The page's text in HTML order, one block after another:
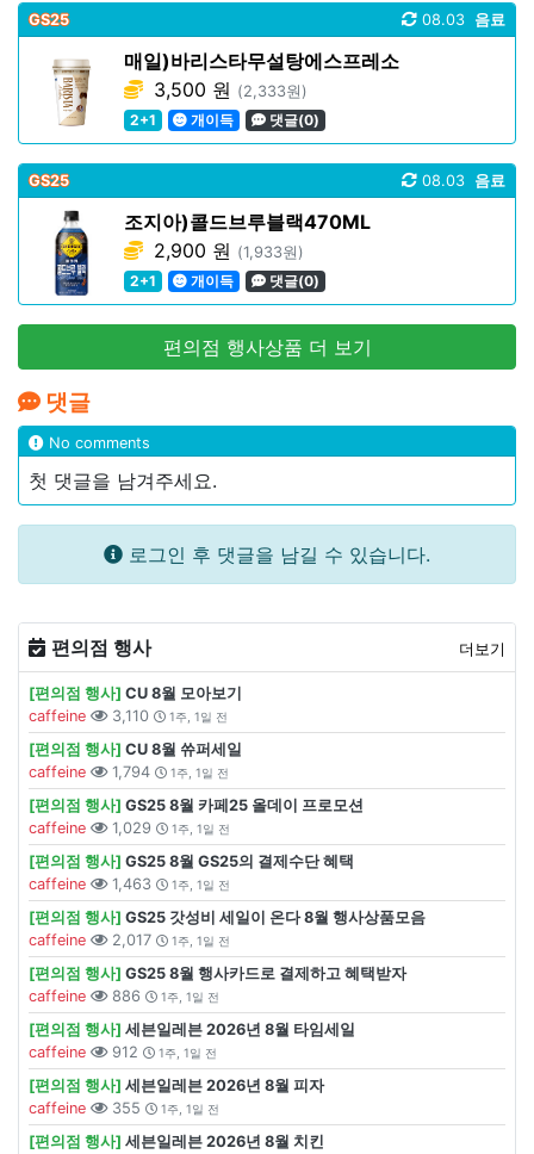
GS25 음료
08.03
매일)바리스타무설탕에스프레소
3,500 원 (2,333원)
2+1
개이득 댓글(0)
GS25 음료
08.03
조지아)콜드브루블랙470ML
2,900 원 (1,933원)
2+1
개이득 댓글(0)
편의점 행사상품 더 보기
댓글
No comments
첫 댓글을 남겨주세요.
로그인 후 댓글을 남길 수 있습니다.
편의점 행사 더보기
[편의점 행사] CU 8월 모아보기
caffeine
3,110 1주, 1일 전
[편의점 행사] CU 8월 쓔퍼세일
caffeine
1,794 1주, 1일 전
[편의점 행사] GS25 8월 카페25 올데이 프로모션
caffeine
1,029 1주, 1일 전
[편의점 행사] GS25 8월 GS25의 결제수단 혜택
caffeine
1,463 1주, 1일 전
[편의점 행사] GS25 갓성비 세일이 온다 8월 행사상품모음
caffeine
2,017 1주, 1일 전
[편의점 행사] GS25 8월 행사카드로 결제하고 혜택받자
caffeine
886 1주, 1일 전
[편의점 행사] 세븐일레븐 2026년 8월 타임세일
caffeine
912 1주, 1일 전
[편의점 행사] 세븐일레븐 2026년 8월 피자
caffeine
355 1주, 1일 전
[편의점 행사] 세븐일레븐 2026년 8월 치킨